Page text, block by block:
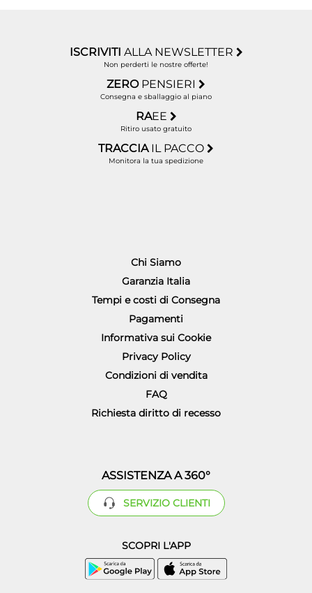
ISCRIVITI ALLA NEWSLETTER
Non perderti le nostre offerte!
ZERO PENSIERI
Consegna e sballaggio al piano
RAEE
Ritiro usato gratuito
TRACCIA IL PACCO
Monitora la tua spedizione
Chi Siamo
Garanzia Italia
Tempi e costi di Consegna
Pagamenti
Informativa sui Cookie
Privacy Policy
Condizioni di vendita
FAQ
Richiesta diritto di recesso
ASSISTENZA A 360°
SERVIZIO CLIENTI
SCOPRI L'APP